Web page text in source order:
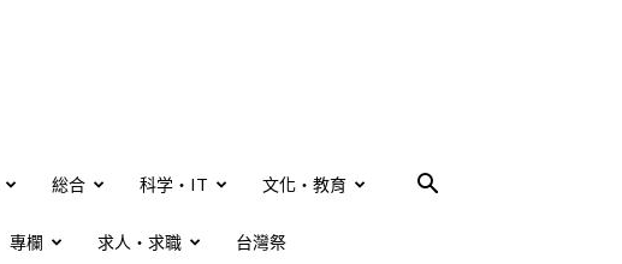
総合 科学・IT 文化・教育
專欄 求人・求職 台灣祭